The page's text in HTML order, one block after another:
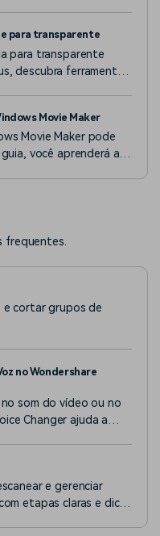
para transparente
para transparente
descubra ferramentas
Movie Maker
Movie Maker pode
você aprenderá a
frequentes.
e cortar grupos de
no Wondershare
som do vídeo ou no
Changer ajuda a
e gerenciar
etapas claras e dicas